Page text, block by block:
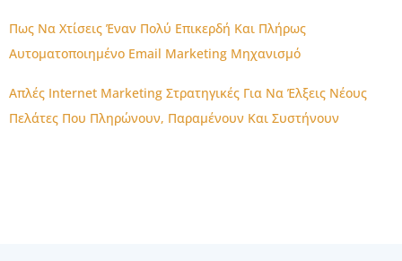
Πως Να Χτίσεις Έναν Πολύ Επικερδή Και Πλήρως
Αυτοματοποιημένο Email Marketing Μηχανισμό
Απλές Internet Marketing Στρατηγικές Για Να Έλξεις Νέους
Πελάτες Που Πληρώνουν, Παραμένουν Και Συστήνουν